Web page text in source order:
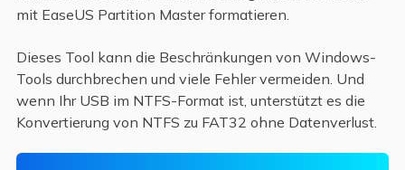
mit EaseUS Partition Master formatieren.
Dieses Tool kann die Beschränkungen von Windows-
Tools durchbrechen und viele Fehler vermeiden. Und
wenn Ihr USB im NTFS-Format ist, unterstützt es die
Konvertierung von NTFS zu FAT32 ohne Datenverlust.